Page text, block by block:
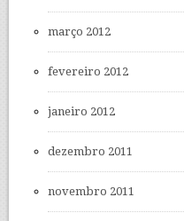
março 2012
fevereiro 2012
janeiro 2012
dezembro 2011
novembro 2011